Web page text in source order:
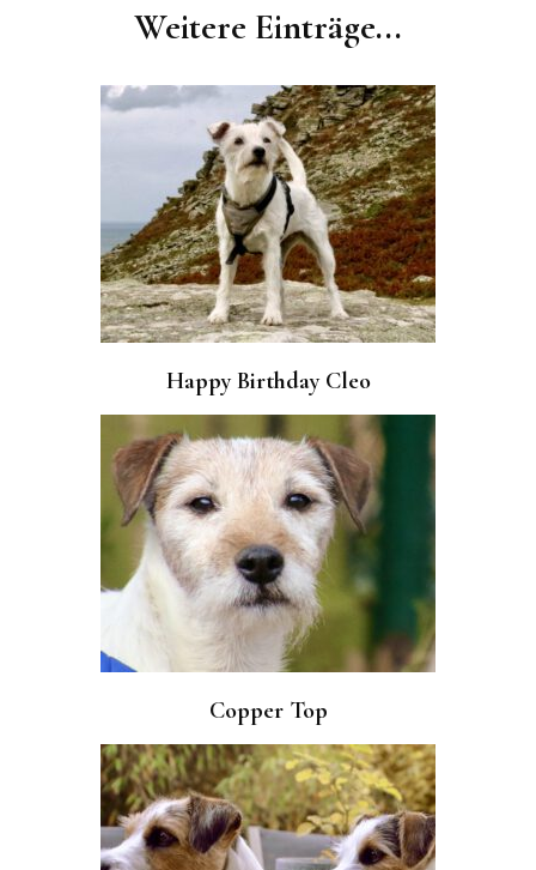
Weitere Einträge...
Happy Birthday Cleo
Copper Top